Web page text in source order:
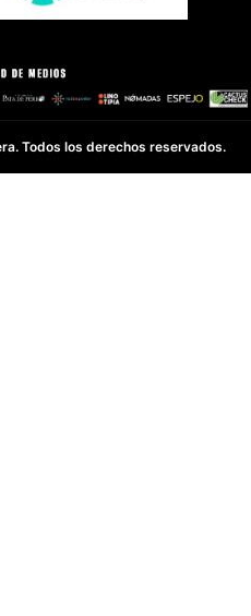
Todos los derechos reservados.